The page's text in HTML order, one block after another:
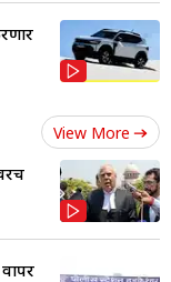
View More